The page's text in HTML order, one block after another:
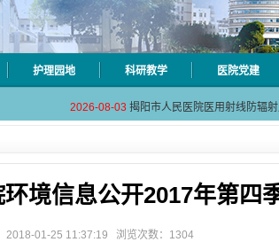
护理园地 科研教学 医院党建
2026-08-06 揭阳市人民医院对接AI-HR省级
2026-08-03 揭阳市人民医院医用射线防辐
2026-07-31 揭阳市人民医院再添2个中山一
2026-08-03 揭阳市人民医院医用射线防辐
2026-07-31 学术聚力促提升｜肿瘤分论坛赋
境信息公开2017年第四
2018-01-25 11:37:19 浏览次数： 1304